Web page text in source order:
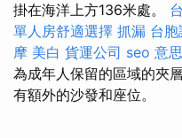
掛在海洋上方136米處。
單人房舒適選擇 抓漏 台
摩 美白 貨運公司 seo 意思
為成年人保留的區域的夾
有額外的沙發和座位。